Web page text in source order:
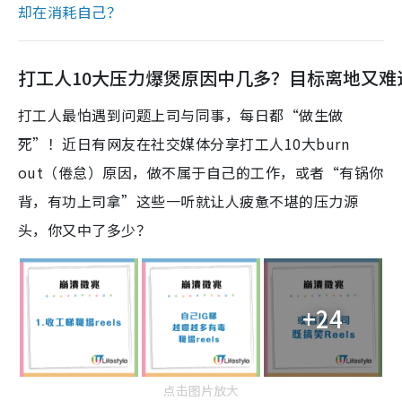
却在消耗自己？
打工人10大压力爆煲原因中几多？目标离地又
打工人最怕遇到问题上司与同事，每日都“做生做
死”！近日有网友在社交媒体分享打工人10大burn
out（倦怠）原因，做不属于自己的工作，或者“有锅你
背，有功上司拿”这些一听就让人疲惫不堪的压力源
头，你又中了多少？
+24
点击图片放大